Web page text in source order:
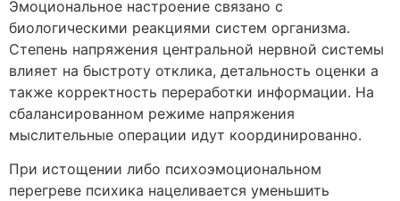
Эмоциональное настроение связано с
биологическими реакциями систем организма.
Степень напряжения центральной нервной системы
влияет на быстроту отклика, детальность оценки а
также корректность переработки информации. На
сбалансированном режиме напряжения
мыслительные операции идут координированно.
При истощении либо психоэмоциональном
перегреве психика нацеливается уменьшить